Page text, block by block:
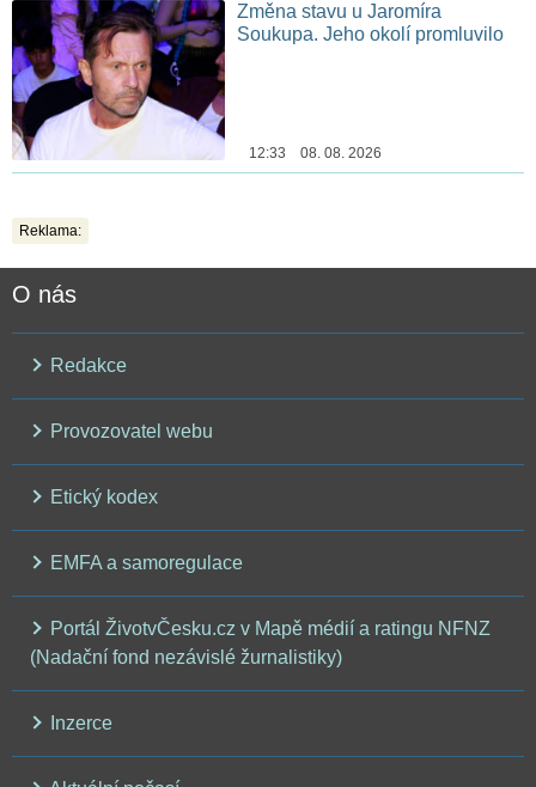
Změna stavu u Jaromíra
Soukupa. Jeho okolí promluvilo
12:33 08. 08. 2026
Reklama:
O nás
Redakce
Provozovatel webu
Etický kodex
EMFA a samoregulace
Portál ŽivotvČesku.cz v Mapě médií a ratingu NFNZ
(Nadační fond nezávislé žurnalistiky)
Inzerce